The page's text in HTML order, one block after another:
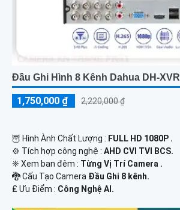
Đầu Ghi Hình 8 Kênh Dahua DH-
1,750,000 ₫ 2,220,000 ₫
🦉 Hình Ành Chất Lượng : FULL HD 1080P .
⚙ Tích hợp công nghệ : AHD CVI TVI BCS.
❈ Xem ban đêm : Từng Vị Trí Camera .
🐉️ Cấu Tạo Camera Đầu Ghi 8 kênh.
️₤ Ưu Điểm : Công Nghệ AI.